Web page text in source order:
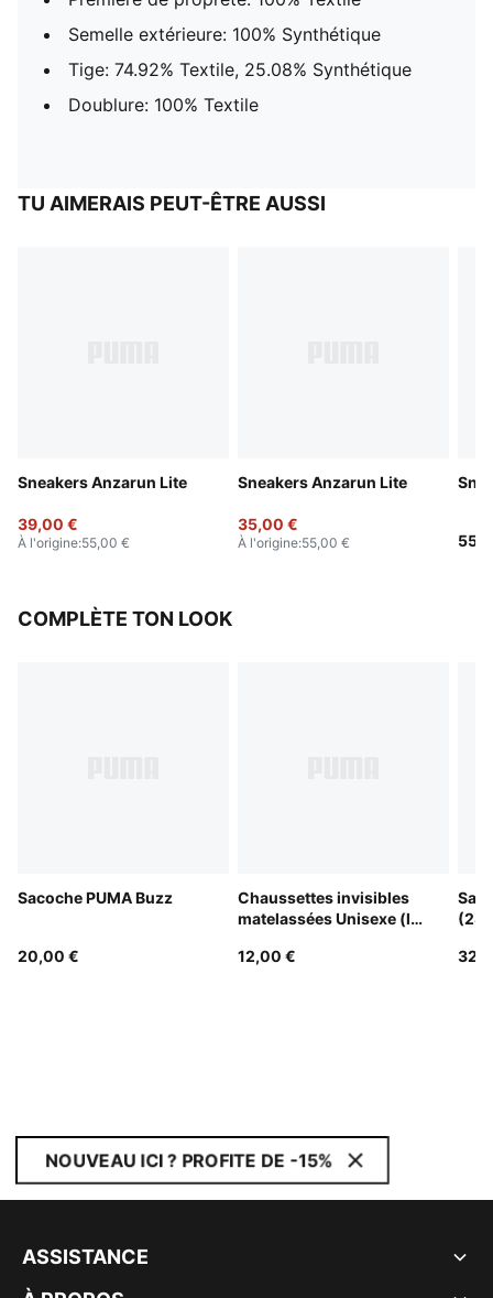
Semelle extérieure: 100% Synthétique
Tige: 74.92% Textile, 25.08% Synthétique
Doublure: 100% Textile
TU AIMERAIS PEUT-ÊTRE AUSSI
Sneakers Anzarun Lite
39,00 €
À l'origine:55,00 €
Sneakers Anzarun Lite
35,00 €
À l'origine:55,00 €
COMPLÈTE TON LOOK
Sacoche PUMA Buzz
20,00 €
Chaussettes invisibles
matelassées Unisexe (lot
12,00 €
Sac
(28
NOUVEAU ICI ? PROFITE DE -15%
ASSISTANCE